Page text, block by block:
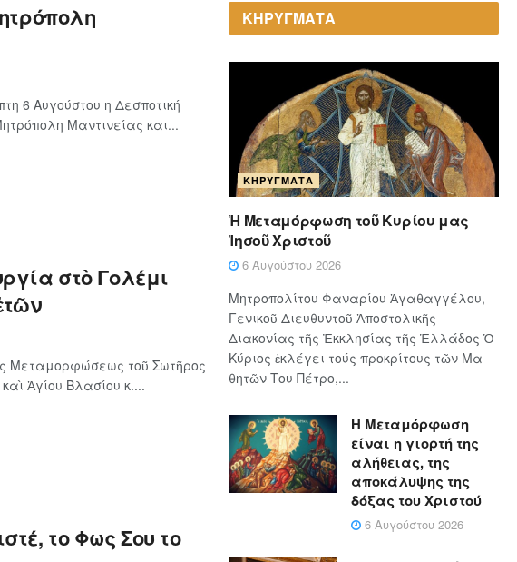
6 Αυγούστου η Δεσποτική
Μαντινείας και...
στὸ Γολέμι
Μεταμορφώσεως τοῦ Σωτῆρος
Ἁγίου Βλασίου κ....
το Φως Σου το
ΚΗΡΥΓΜΑΤΑ
ΚΗΡΎΓΜΑΤΑ
Ἡ Μεταμόρφωση τοῦ Κυρίου μας
Ἰησοῦ Χριστοῦ
6 Αυγούστου 2026
Μητροπολίτου Φαναρίου Ἀγαθαγγέλου,
Γενικοῦ Διευθυντοῦ Ἀποστολικῆς
Διακονίας τῆς Ἐκκλησίας τῆς Ἑλλάδος Ὁ
Κύ­ρι­ος ἐκλέγει τούς προ­κρί­τους τῶν Μα­
θη­τῶν Του Πέ­τρο,...
Η Μεταμόρφωση
είναι η γιορτή της
αλήθειας, της
αποκάλυψης της
δόξας του Χριστού
6 Αυγούστου 2026